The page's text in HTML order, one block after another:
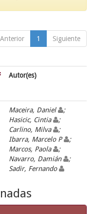
Anterior 1 Siguiente
Autor(es)
Maceira, Daniel
;
Hasicic, Cintia
;
Carlino, Milva
;
Ibarra, Marcelo P
;
Marcos, Paola
;
Navarro, Damián
;
Sadir, Fernando